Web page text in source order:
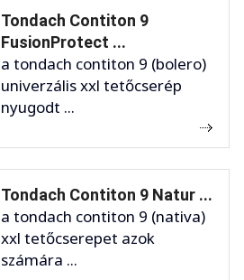
Tondach Contiton 9
FusionProtect ...
a tondach contiton 9 (bolero)
univerzális xxl tetőcserép
nyugodt ...
Tondach Contiton 9 Natur ...
a tondach contiton 9 (nativa)
xxl tetőcserepet azok
számára ...